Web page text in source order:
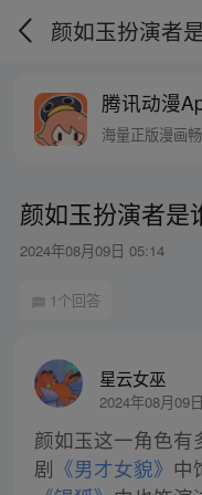
颜如玉扮演者
腾讯动漫
海量正版漫画
颜如玉扮演者是
2024年08月09日 05:14
1个回答
星云女巫
2024年08月09
颜如玉这一角色有
剧 《男才女貌》 中